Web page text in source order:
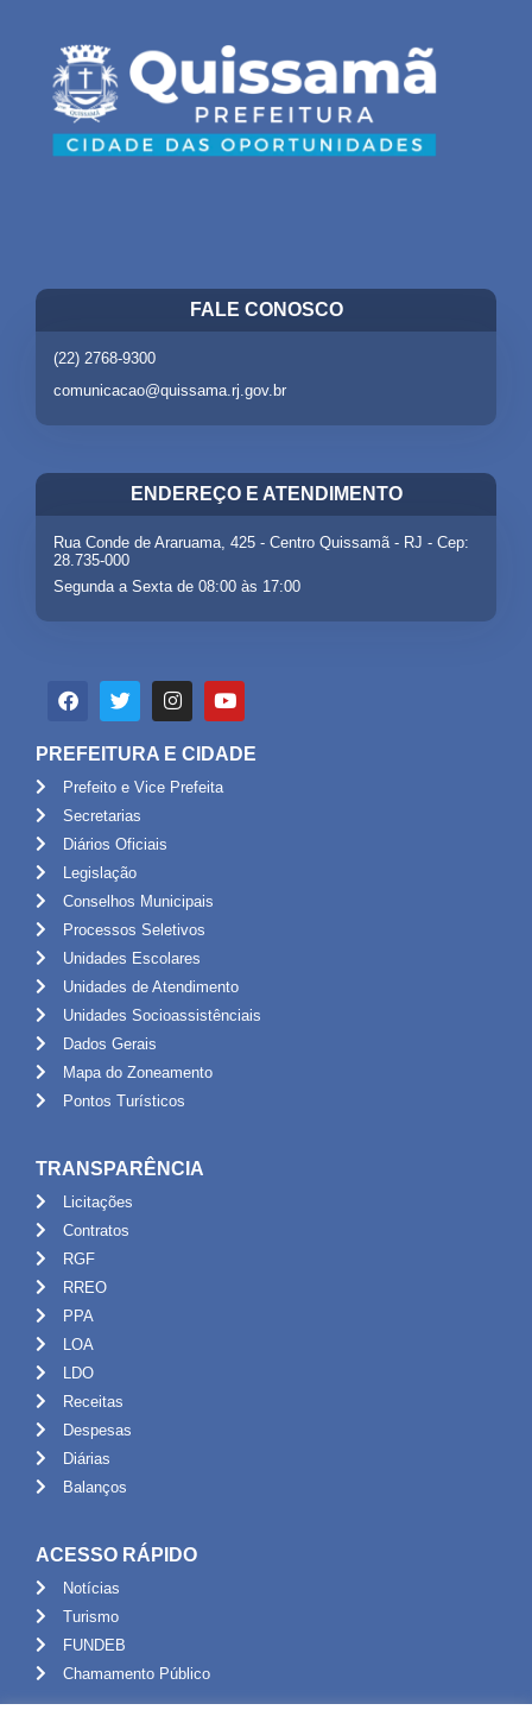
FALE CONOSCO
(22) 2768-9300
comunicacao@quissama.rj.gov.br
ENDEREÇO E ATENDIMENTO
Rua Conde de Araruama, 425 - Centro Quissamã - RJ - Cep:
28.735-000
Segunda a Sexta de 08:00 às 17:00
PREFEITURA E CIDADE
Prefeito e Vice Prefeita
Secretarias
Diários Oficiais
Legislação
Conselhos Municipais
Processos Seletivos
Unidades Escolares
Unidades de Atendimento
Unidades Socioassistênciais
Dados Gerais
Mapa do Zoneamento
Pontos Turísticos
TRANSPARÊNCIA
Licitações
Contratos
RGF
RREO
PPA
LOA
LDO
Receitas
Despesas
Diárias
Balanços
ACESSO RÁPIDO
Notícias
Turismo
FUNDEB
Chamamento Público